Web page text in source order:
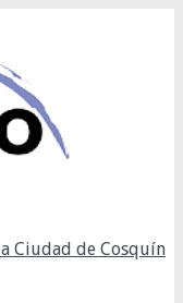
Ciudad de Cosquín